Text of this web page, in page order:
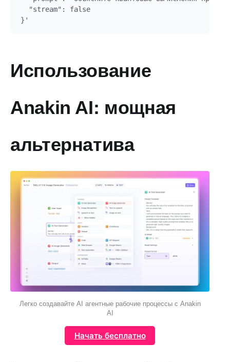
  "stream": false
Использование
Anakin AI: мощная
альтернатива
Легко создавайте AI агентные рабочие процессы с Anakin
AI
Начать бесплатно